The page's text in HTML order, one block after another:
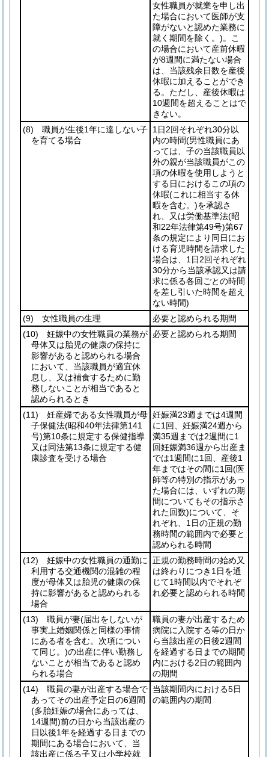
女性職員が就業を申し出
た場合において医師が支
障がないと認めた業務に
就く期間を除く。)。こ
の場合において産前休暇
が8週間に満たない場合
は、当該残余日数を産後
休暇に加えることができ
る。ただし、産後休暇は
10週間を超えることはで
きない。
(8) 職員が生後1年に達しない子
を育てる場合
1日2回それぞれ30分以
内の時間(男性職員にあ
っては、子の当該職員以
外の親が当該職員がこの
項の休暇を使用しようと
する日におけるこの項の
休暇(これに相当する休
暇を含む。)を承認さ
れ、又は労働基準法(昭
和22年法律第49号)第67
条の規定により同日にお
ける育児時間を請求した
場合は、1日2回それぞれ
30分から当該承認又は請
求に係る各回ごとの時間
を差し引いた時間を超え
ない時間)
(9) 女性職員の生理
必要と認められる期間
(10) 妊娠中の女性職員の業務が
母体又は胎児の健康の保持に
影響があると認められる場合
において、当該職員が適宜休
息し、又は補食するために勤
務しないことが相当であると
認められるとき
必要と認められる期間
(11) 妊産婦である女性職員が母
子保健法(昭和40年法律第141
号)第10条に規定する保健指導
又は同法第13条に規定する健
康診査を受ける場合
妊娠満23週までは4週間
に1回、妊娠満24週から
満35週までは2週間に1
回妊娠満36週から出産ま
では1週間に1回、産後1
年まではその間に1回(医
師等の特別の指示があっ
た場合には、いずれの期
間についてもその指示さ
れた回数)について、そ
れぞれ、1日の正規の勤
務時間の範囲内で必要と
認められる時間
(12) 妊娠中の女性職員の通勤に
利用する交通機関の混雑の程
度が母体又は胎児の健康の保
持に影響があると認められる
場合
正規の勤務時間の始め又
は終わりにつき1日を通
じて1時間以内でそれぞ
れ必要と認められる時間
(13) 職員が妻(届出をしないが
事実上婚姻関係と同様の事情
にある者を含む。次項につい
て同じ。)の出産に伴い勤務し
ないことが相当であると認め
られる場合
職員の妻が出産するため
病院に入院する等の日か
ら当該出産の日後2週間
を経過する日までの期間
内における2日の範囲内
の期間
(14) 職員の妻が出産する場合で
あってその出産予定日の6週間
(多胎妊娠の場合にあっては、
14週間)前の日から当該出産の
日以後1年を経過する日までの
期間にある場合において、当
該出産に係る子又は小学校就
当該期間内における5日
の範囲内の期間